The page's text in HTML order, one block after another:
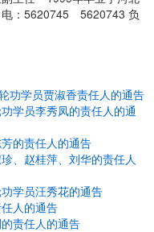
电：5620745 5620743 负
功学员贾淑香责任人的通告
学员李秀凤的责任人的通
的责任人的通告
、赵桂萍、刘华的责任人
学员汪秀花的通告
人的通告
责任人的通告